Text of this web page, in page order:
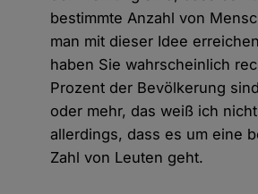
bestimmte Anzahl von
man mit dieser Idee
haben Sie wahrscheinlich
Prozent der Bevölkerung
oder mehr, das weiß ich
allerdings, dass es um eine
Zahl von Leuten geht.